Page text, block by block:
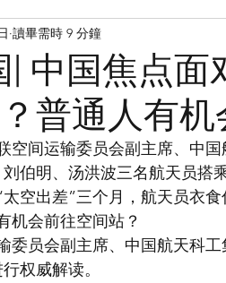
快乐肥宅指南 Cola
Feature 华人人物 Chinese
金汉大学中国校友会
中国焦点面
？普通人有
讀畢需時 9 分鐘
运输委员会副主席、中国
明、汤洪波三名航天员搭
空出差”三个月，航天员衣
机会前往空间站？
员会副主席、中国航天科工
权威解读。